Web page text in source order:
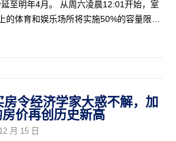
至明年4月。 从周六凌晨12:01开始，室
的体育和娱乐场所将实施50%的容量限…
房令经济学家大惑不解，加
价再创历史新高
月 15 日